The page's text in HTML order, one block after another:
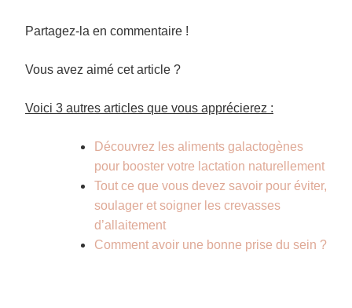
Partagez-la en commentaire !
Vous avez aimé cet article ?
Voici 3 autres articles que vous apprécierez :
Découvrez les aliments galactogènes
pour booster votre lactation naturellement
Tout ce que vous devez savoir pour éviter,
soulager et soigner les crevasses
d’allaitement
Comment avoir une bonne prise du sein ?